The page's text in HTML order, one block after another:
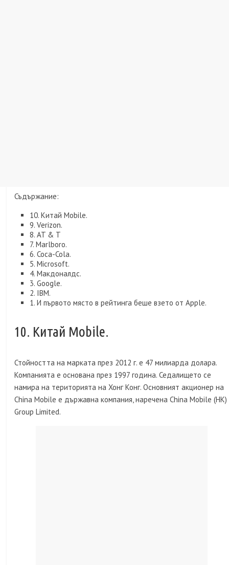
Съдържание:
10. Китай Mobile.
9. Verizon.
8. AT & T
7. Marlboro.
6. Coca-Cola.
5. Microsoft.
4. Макдоналдс.
3. Google.
2. IBM.
1. И първото място в рейтинга беше взето от Apple.
10. Китай Mobile.
Стойността на марката през 2012 г. е 47 милиарда долара.
Компанията е основана през 1997 година. Седалището се
намира на територията на Хонг Конг. Основният акционер на
China Mobile е държавна компания, наречена China Mobile (HK)
Group Limited.